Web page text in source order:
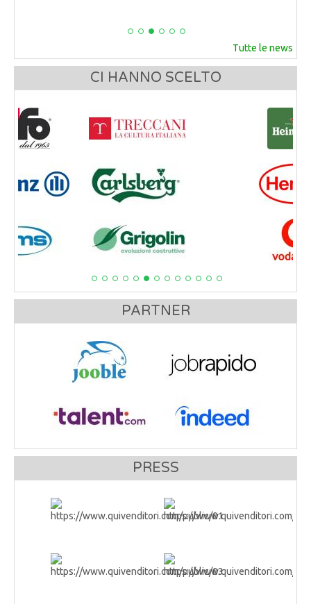
Tutte le news
CI HANNO SCELTO
PARTNER
PRESS